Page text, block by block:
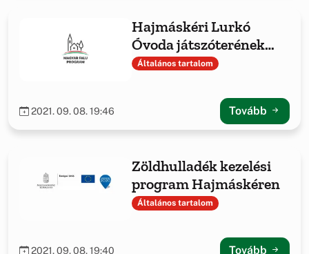
Hajmáskéri Lurkó
Óvoda játszóterének
kialakítása
Általános tartalom
2021. 09. 08. 19:46 Tovább
Zöldhulladék kezelési
program Hajmáskéren
Általános tartalom
2021. 09. 08. 19:40 Tovább